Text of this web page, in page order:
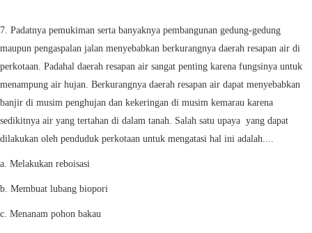
7. Padatnya pemukiman serta banyaknya pembangunan gedung-gedung
maupun pengaspalan jalan menyebabkan berkurangnya daerah resapan air di
perkotaan. Padahal daerah resapan air sangat penting karena fungsinya untuk
menampung air hujan. Berkurangnya daerah resapan air dapat menyebabkan
banjir di musim penghujan dan kekeringan di musim kemarau karena
sedikitnya air yang tertahan di dalam tanah. Salah satu upaya yang dapat
dilakukan oleh penduduk perkotaan untuk mengatasi hal ini adalah....
a. Melakukan reboisasi
b. Membuat lubang biopori
c. Menanam pohon bakau